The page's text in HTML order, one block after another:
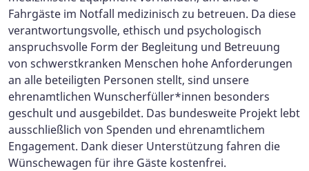
Fahrgäste im Notfall medizinisch zu betreuen. Da diese
verantwortungsvolle, ethisch und psychologisch
anspruchsvolle Form der Begleitung und Betreuung
von schwerstkranken Menschen hohe Anforderungen
an alle beteiligten Personen stellt, sind unsere
ehrenamtlichen Wunscherfüller*innen besonders
geschult und ausgebildet. Das bundesweite Projekt lebt
ausschließlich von Spenden und ehrenamtlichem
Engagement. Dank dieser Unterstützung fahren die
Wünschewagen für ihre Gäste kostenfrei.